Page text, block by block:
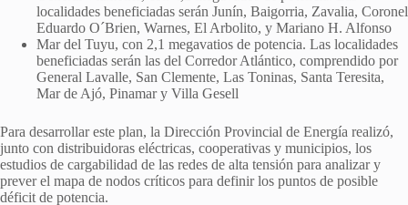
localidades beneficiadas serán Junín, Baigorria, Zavalia, Coronel
Eduardo O´Brien, Warnes, El Arbolito, y Mariano H. Alfonso
Mar del Tuyu, con 2,1 megavatios de potencia. Las localidades
beneficiadas serán las del Corredor Atlántico, comprendido por
General Lavalle, San Clemente, Las Toninas, Santa Teresita,
Mar de Ajó, Pinamar y Villa Gesell
Para desarrollar este plan, la Dirección Provincial de Energía realizó,
junto con distribuidoras eléctricas, cooperativas y municipios, los
estudios de cargabilidad de las redes de alta tensión para analizar y
prever el mapa de nodos críticos para definir los puntos de posible
déficit de potencia.